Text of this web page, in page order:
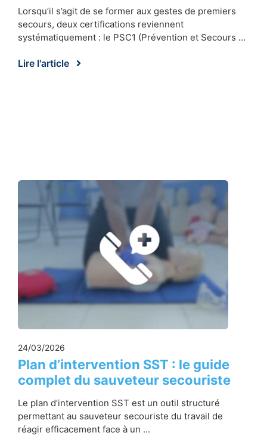
Lorsqu’il s’agit de se former aux gestes de premiers
secours, deux certifications reviennent
systématiquement : le PSC1 (Prévention et Secours ...
Lire l'article
24/03/2026
Plan d’intervention SST : le guide
complet du sauveteur secouriste
Le plan d’intervention SST est un outil structuré
permettant au sauveteur secouriste du travail de
réagir efficacement face à un ...